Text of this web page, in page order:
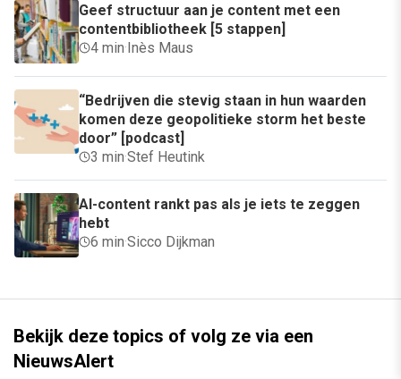
Geef structuur aan je content met een
contentbibliotheek [5 stappen]
4 min·Inès Maus
“Bedrijven die stevig staan in hun waarden
komen deze geopolitieke storm het beste
door” [podcast]
3 min·Stef Heutink
AI-content rankt pas als je iets te zeggen
hebt
6 min·Sicco Dijkman
Bekijk deze topics of volg ze via een
NieuwsAlert